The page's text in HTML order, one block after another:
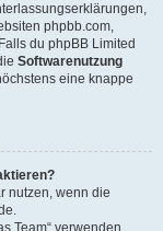
phpbb.com,
du phpBB Limited
Softwarenutzung
eine knappe
nutzen, wenn die
Team“ verwenden.